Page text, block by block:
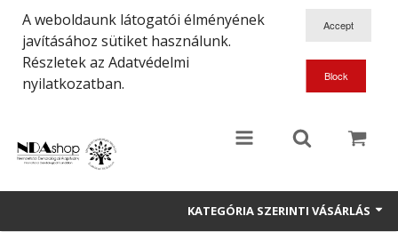
A weboldaunk látogatói élményének
javításához sütiket használunk.
Részletek az Adatvédelmi
nyilatkozatban.
KATEGÓRIA SZERINTI VÁSÁRLÁS